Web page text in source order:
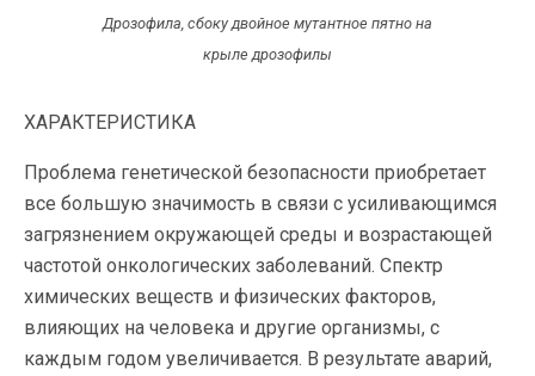
Дрозофила, сбоку двойное мутантное пятно на
крыле дрозофилы
ХАРАКТЕРИСТИКА
Проблема генетической безопасности приобретает
все большую значимость в связи с усиливающимся
загрязнением окружающей среды и возрастающей
частотой онкологических заболеваний. Спектр
химических веществ и физических факторов,
влияющих на человека и другие организмы, с
каждым годом увеличивается. В результате аварий,